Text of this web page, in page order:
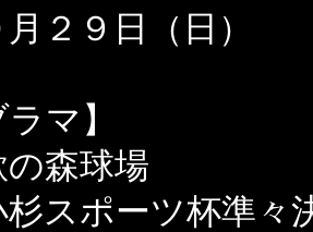
月２９日（日）
ラマ】
森球場
スポーツ杯準々